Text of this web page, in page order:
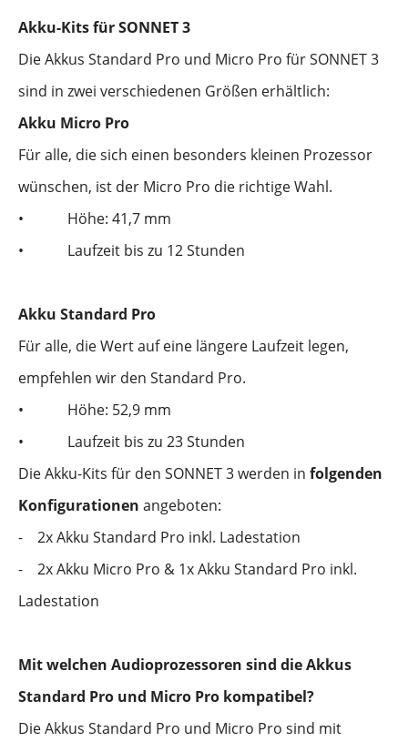
Akku-Kits für SONNET 3
Die Akkus Standard Pro und Micro Pro für SONNET 3
sind in zwei verschiedenen Größen erhältlich:
Akku Micro Pro
Für alle, die sich einen besonders kleinen Prozessor
wünschen, ist der Micro Pro die richtige Wahl.
•
Höhe: 41,7 mm
•
Laufzeit bis zu 12 Stunden
Akku Standard Pro
Für alle, die Wert auf eine längere Laufzeit legen,
empfehlen wir den Standard Pro.
•
Höhe: 52,9 mm
•
Laufzeit bis zu 23 Stunden
Die Akku-Kits für den SONNET 3 werden in folgenden
Konfigurationen angeboten:
-
2x Akku Standard Pro inkl. Ladestation
-
2x Akku Micro Pro & 1x Akku Standard Pro inkl.
Ladestation
Mit welchen Audioprozessoren sind die Akkus
Standard Pro und Micro Pro kompatibel?
Die Akkus Standard Pro und Micro Pro sind mit